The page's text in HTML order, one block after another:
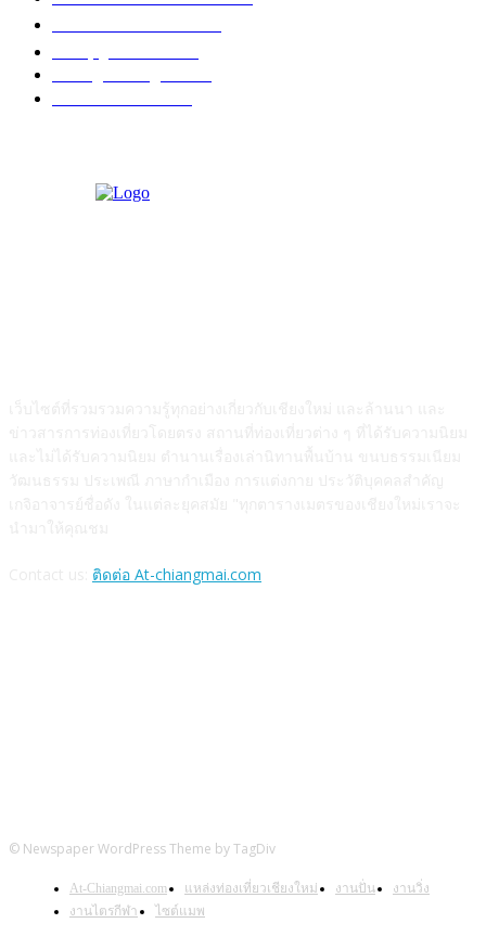
ติดต่อ At-chiangmai.com
© Newspaper WordPress Theme by TagDiv
At-Chiangmai.com แหล่งท่องเที่ยวเชียงใหม่ งานปั่น
งานวิ่ง
งานไตรกีฬา
ไซต์แมพ